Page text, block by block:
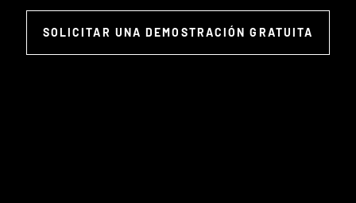
SOLICITAR UNA DEMOSTRACIÓN GRATUITA